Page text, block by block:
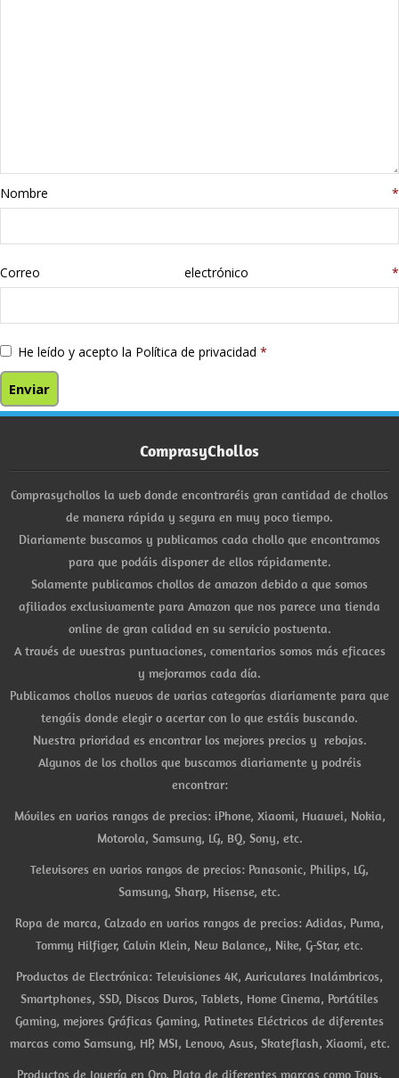
libros
Nombre *
Correo electrónico *
He leído y acepto la Política de privacidad *
ComprasyChollos
Comprasychollos la web donde encontraréis gran cantidad de chollos
de manera rápida y segura en muy poco tiempo.
Diariamente buscamos y publicamos cada chollo que encontramos
para que podáis disponer de ellos rápidamente.
Solamente publicamos chollos de amazon debido a que somos
afiliados exclusivamente para Amazon que nos parece una tienda
online de gran calidad en su servicio postventa.
A través de vuestras puntuaciones, comentarios somos más eficaces
y mejoramos cada día.
Publicamos chollos nuevos de varias categorías diariamente para que
tengáis donde elegir o acertar con lo que estáis buscando.
Nuestra prioridad es encontrar los mejores precios y rebajas.
Algunos de los chollos que buscamos diariamente y podréis
encontrar:
Móviles en varios rangos de precios: iPhone, Xiaomi, Huawei, Nokia,
Motorola, Samsung, LG, BQ, Sony, etc.
Televisores en varios rangos de precios: Panasonic, Philips, LG,
Samsung, Sharp, Hisense, etc.
Ropa de marca, Calzado en varios rangos de precios: Adidas, Puma,
Tommy Hilfiger, Calvin Klein, New Balance,, Nike, G-Star, etc.
Productos de Electrónica: Televisiones 4K, Auriculares Inalámbricos,
Smartphones, SSD, Discos Duros, Tablets, Home Cinema, Portátiles
Gaming, mejores Gráficas Gaming, Patinetes Eléctricos de diferentes
marcas como Samsung, HP, MSI, Lenovo, Asus, Skateflash, Xiaomi, etc.
Productos de Joyería en Oro, Plata de diferentes marcas como Tous,